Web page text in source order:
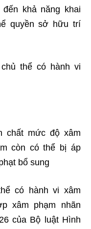
khả năng khai
quyền sở hữu trí
thể có hành vi
chất mức độ xâm
còn có thể bị áp
bổ sung
có hành vi xâm
xâm phạm nhãn
của Bộ luật Hình